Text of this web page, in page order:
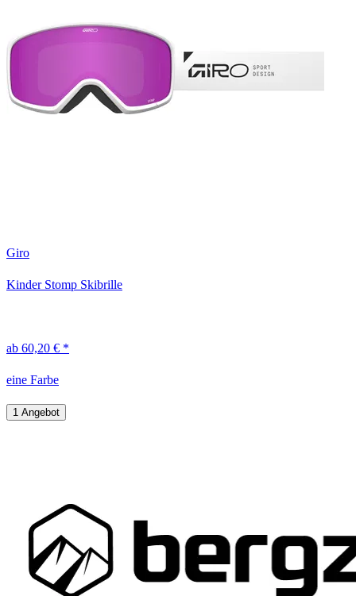
Giro
Kinder Stomp Skibrille
ab 60,20 € *
eine Farbe
1 Angebot